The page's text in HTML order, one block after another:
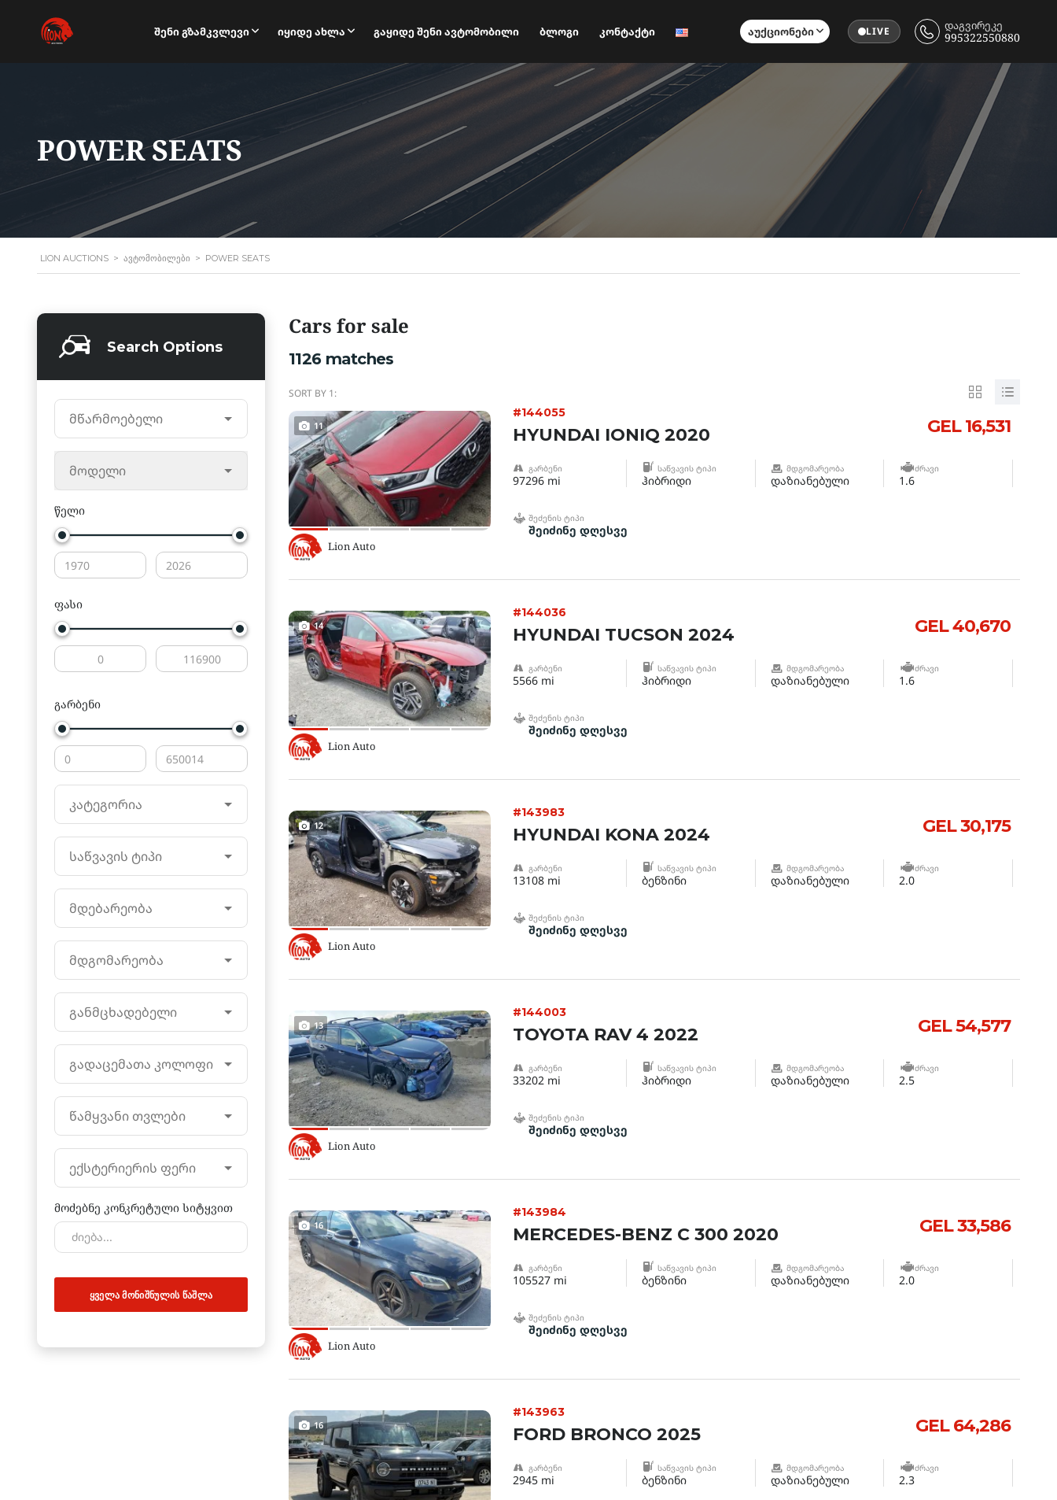
Შენი Გზამკვლევი Იყიდე Ახლა Გაყიდე Შენი Ავტომობილი Ბლოგი Კონტაქტი Აუქციონები LIVE დაგვირეკე
995322550880
POWER SEATS
LION AUCTIONS > ᲐᲕᲢᲝᲛᲝᲑᲘᲚᲔᲑᲘ > POWER SEATS
Search Options
მწარმოებელი
მოდელი
წელი
ფასი
გარბენი
კატეგორია
საწვავის ტიპი
მდებარეობა
მდგომარეობა
განმცხადებელი
გადაცემათა კოლოფი
წამყვანი თვლები
ექსტერიერის ფერი
მოძებნე კონკრეტული სიტყვით
ᲧᲕᲔᲚᲐ ᲛᲝᲜᲘᲨᲜᲣᲚᲘᲡ ᲬᲐᲨᲚᲐ
Cars for sale
1126 matches
SORT BY 1:
11
Lion Auto
GEL 16,531
#144055
HYUNDAI IONIQ 2020
ᲒᲐᲠᲑᲔᲜᲘ
97296 mi
ᲡᲐᲬᲕᲐᲕᲘᲡ ᲢᲘᲞᲘ
ჰიბრიდი
ᲛᲓᲒᲝᲛᲐᲠᲔᲝᲑᲐ
დაზიანებული
ᲫᲠᲐᲕᲘ
1.6
ᲨᲔᲫᲔᲜᲘᲡ ᲢᲘᲞᲘ
შეიძინე დღესვე
14
Lion Auto
GEL 40,670
#144036
HYUNDAI TUCSON 2024
ᲒᲐᲠᲑᲔᲜᲘ
5566 mi
ᲡᲐᲬᲕᲐᲕᲘᲡ ᲢᲘᲞᲘ
ჰიბრიდი
ᲛᲓᲒᲝᲛᲐᲠᲔᲝᲑᲐ
დაზიანებული
ᲫᲠᲐᲕᲘ
1.6
ᲨᲔᲫᲔᲜᲘᲡ ᲢᲘᲞᲘ
შეიძინე დღესვე
12
Lion Auto
GEL 30,175
#143983
HYUNDAI KONA 2024
ᲒᲐᲠᲑᲔᲜᲘ
13108 mi
ᲡᲐᲬᲕᲐᲕᲘᲡ ᲢᲘᲞᲘ
ბენზინი
ᲛᲓᲒᲝᲛᲐᲠᲔᲝᲑᲐ
დაზიანებული
ᲫᲠᲐᲕᲘ
2.0
ᲨᲔᲫᲔᲜᲘᲡ ᲢᲘᲞᲘ
შეიძინე დღესვე
13
Lion Auto
GEL 54,577
#144003
TOYOTA RAV 4 2022
ᲒᲐᲠᲑᲔᲜᲘ
33202 mi
ᲡᲐᲬᲕᲐᲕᲘᲡ ᲢᲘᲞᲘ
ჰიბრიდი
ᲛᲓᲒᲝᲛᲐᲠᲔᲝᲑᲐ
დაზიანებული
ᲫᲠᲐᲕᲘ
2.5
ᲨᲔᲫᲔᲜᲘᲡ ᲢᲘᲞᲘ
შეიძინე დღესვე
16
Lion Auto
GEL 33,586
#143984
MERCEDES-BENZ C 300 2020
ᲒᲐᲠᲑᲔᲜᲘ
105527 mi
ᲡᲐᲬᲕᲐᲕᲘᲡ ᲢᲘᲞᲘ
ბენზინი
ᲛᲓᲒᲝᲛᲐᲠᲔᲝᲑᲐ
დაზიანებული
ᲫᲠᲐᲕᲘ
2.0
ᲨᲔᲫᲔᲜᲘᲡ ᲢᲘᲞᲘ
შეიძინე დღესვე
16 GEL 64,286
#143963
FORD BRONCO 2025
ᲒᲐᲠᲑᲔᲜᲘ
2945 mi
ᲡᲐᲬᲕᲐᲕᲘᲡ ᲢᲘᲞᲘ
ბენზინი
ᲛᲓᲒᲝᲛᲐᲠᲔᲝᲑᲐ
დაზიანებული
ᲫᲠᲐᲕᲘ
2.3